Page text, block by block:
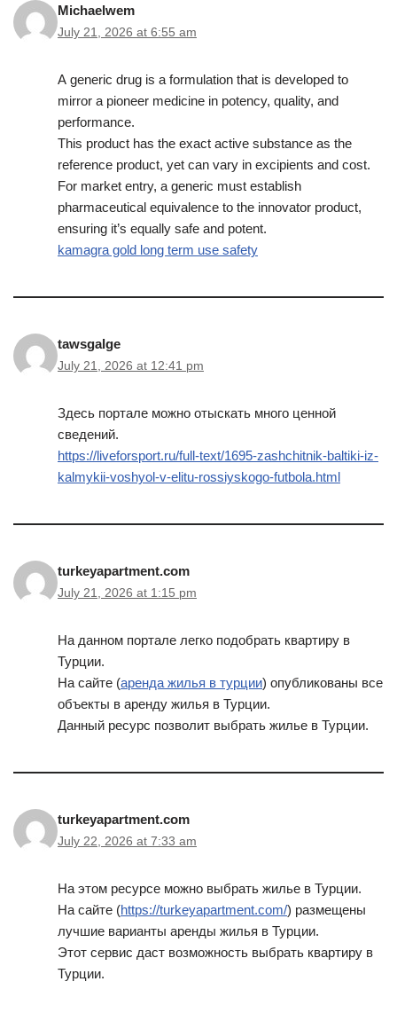
Michaelwem
July 21, 2026 at 6:55 am
А generic drug is a formulation that is developed to
mirror a pioneer medicine in potency, quality, and
performance.
This product has the exact active substance as the
reference product, yet can vary in excipients and cost.
For market entry, a generic must establish
pharmaceutical equivalence to the innovator product,
ensuring it’s equally safe and potent.
kamagra gold long term use safety
tawsgalge
July 21, 2026 at 12:41 pm
Здесь портале можно отыскать много ценной
сведений.
https://liveforsport.ru/full-text/1695-zashchitnik-baltiki-iz-
kalmykii-voshyol-v-elitu-rossiyskogo-futbola.html
turkeyapartment.com
July 21, 2026 at 1:15 pm
На данном портале легко подобрать квартиру в
Турции.
На сайте (аренда жилья в турции) опубликованы все
объекты в аренду жилья в Турции.
Данный ресурс позволит выбрать жилье в Турции.
turkeyapartment.com
July 22, 2026 at 7:33 am
На этом ресурсе можно выбрать жилье в Турции.
На сайте (https://turkeyapartment.com/) размещены
лучшие варианты аренды жилья в Турции.
Этот сервис даст возможность выбрать квартиру в
Турции.